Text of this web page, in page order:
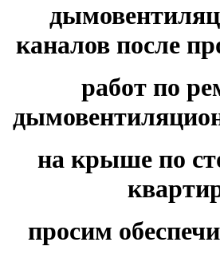
каналов после
работ по
на крыше по
просим